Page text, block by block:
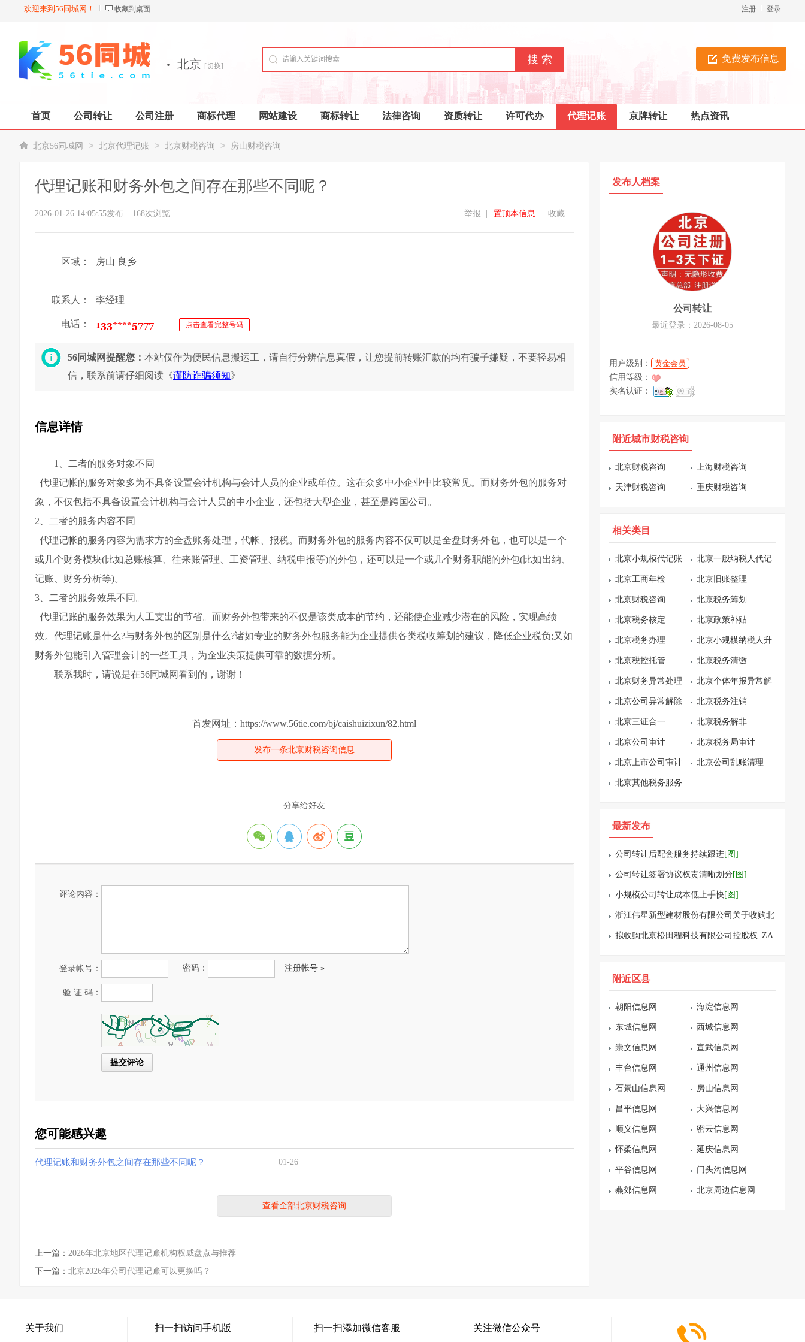
欢迎来到56同城网！ 收藏到桌面 登录
注册
免费发布信息
· 北京 [切换]
首页 公司转让 公司注册 商标代理 网站建设 商标转让 法律咨询 资质转让 许可代办 代理记账 京牌转让 热点资讯
北京56同城网 > 北京代理记账 > 北京财税咨询 > 房山财税咨询
代理记账和财务外包之间存在那些不同呢？
2026-01-26 14:05:55发布 168次浏览 收藏
置顶本信息
举报
区域： 房山 良乡
联系人： 李经理
电话： 点击查看完整号码
56同城网提醒您： 本站仅作为便民信息搬运工，请自行分辨信息真假，让您提前转账汇款的均有骗子嫌疑，不要轻易相
信，联系前请仔细阅读《谨防诈骗须知》
信息详情
1、二者的服务对象不同
代理记帐的服务对象多为不具备设置会计机构与会计人员的企业或单位。这在众多中小企业中比较常见。而财务外包的服务对
象，不仅包括不具备设置会计机构与会计人员的中小企业，还包括大型企业，甚至是跨国公司。
2、二者的服务内容不同
代理记帐的服务内容为需求方的全盘账务处理，代帐、报税。而财务外包的服务内容不仅可以是全盘财务外包，也可以是一个
或几个财务模块(比如总账核算、往来账管理、工资管理、纳税申报等)的外包，还可以是一个或几个财务职能的外包(比如出纳、
记账、财务分析等)。
3、二者的服务效果不同。
代理记账的服务效果为人工支出的节省。而财务外包带来的不仅是该类成本的节约，还能使企业减少潜在的风险，实现高绩
效。代理记账是什么?与财务外包的区别是什么?诸如专业的财务外包服务能为企业提供各类税收筹划的建议，降低企业税负;又如
财务外包能引入管理会计的一些工具，为企业决策提供可靠的数据分析。
联系我时，请说是在56同城网看到的，谢谢！
首发网址：https://www.56tie.com/bj/caishuizixun/82.html
发布一条北京财税咨询信息
分享给好友
评论内容：
登录帐号： 密码： 注册帐号 »
验 证 码：
您可能感兴趣
代理记账和财务外包之间存在那些不同呢？ 01-26
查看全部北京财税咨询
上一篇： 2026年北京地区代理记账机构权威盘点与推荐
下一篇： 北京2026年公司代理记账可以更换吗？
发布人档案
公司转让
最近登录：2026-08-05
用户级别：
黄金会员
信用等级：
实名认证：
附近城市财税咨询
北京财税咨询 上海财税咨询
天津财税咨询 重庆财税咨询
相关类目
北京小规模代记账 北京一般纳税人代记
账
北京工商年检 北京旧账整理
北京财税咨询 北京税务筹划
北京税务核定 北京政策补贴
北京税务办理 北京小规模纳税人升
级
北京税控托管 北京税务清缴
北京财务异常处理 北京个体年报异常解
除
北京公司异常解除 北京税务注销
北京三证合一 北京税务解非
北京公司审计 北京税务局审计
北京上市公司审计 北京公司乱账清理
北京其他税务服务
最新发布
公司转让后配套服务持续跟进[图]
公司转让签署协议权责清晰划分[图]
小规模公司转让成本低上手快[图]
浙江伟星新型建材股份有限公司关于收购北
京松田程科技有限公司控股权的公告
拟收购北京松田程科技有限公司控股权_ZA
附近区县
朝阳信息网 海淀信息网
东城信息网 西城信息网
崇文信息网 宣武信息网
丰台信息网 通州信息网
石景山信息网 房山信息网
昌平信息网 大兴信息网
顺义信息网 密云信息网
怀柔信息网 延庆信息网
平谷信息网 门头沟信息网
燕郊信息网 北京周边信息网
关于我们 扫一扫访问手机版 扫一扫添加微信客服 关注微信公众号